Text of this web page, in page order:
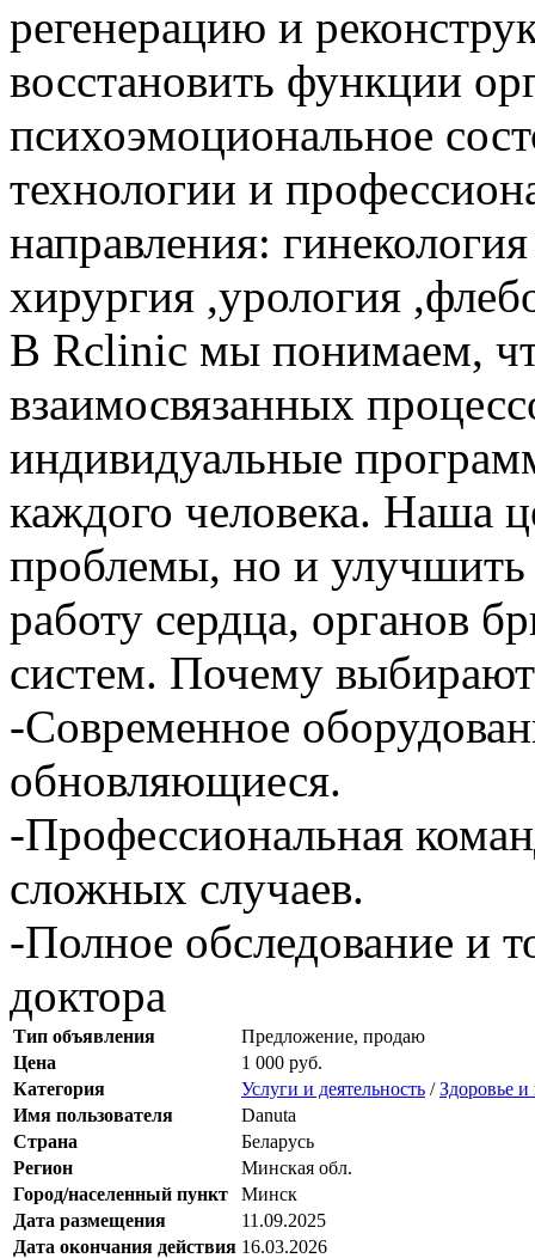
регенерацию и
восстановить функции
психоэмоциональное
технологии и
направления:
хирургия ,урология
В Rclinic мы понимаем,
взаимосвязанных
индивидуальные
каждого человека. Наша
проблемы, но и
работу сердца, органов
систем. Почему
-Современное
обновляющиеся.
-Профессиональная
сложных случаев.
-Полное обследование и
доктора
Тип объявления
Предложение, продаю
Цена
1 000 руб.
Категория
Услуги и деятельность /Здоровье и
Имя пользователя
Danuta
Страна
Беларусь
Регион
Минская обл.
Город/населенный пункт
Минск
Дата размещения
11.09.2025
Дата окончания действия 16.03.2026